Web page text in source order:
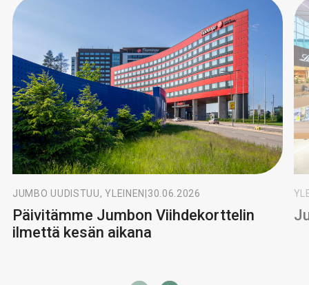
JUMBO UUDISTUU, YLEINEN 30.06.2026
Päivitämme Jumbon Viihdekorttelin
ilmettä kesän aikana